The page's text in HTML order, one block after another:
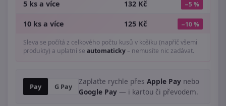
5 ks a více 132 Kč −5 %
10 ks a více 125 Kč −10 %
Sleva se počítá z celkového počtu kusů v košíku (napříč všemi
produkty) a uplatní se automaticky– nemusíte nic zadávat.
Pay G Pay
Zaplaťte rychle přes Apple Pay nebo
Google Pay — i kartou či převodem.